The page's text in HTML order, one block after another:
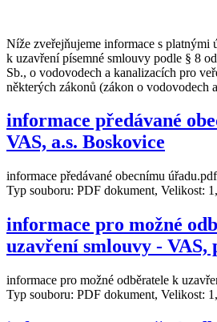
Níže zveřejňujeme informace s platnými
k uzavření písemné smlouvy podle § 8
Sb., o vodovodech a kanalizacích pro
některých zákonů (zákon o vodovodech
informace předávané
VAS, a.s. Boskovice
informace předávané obecnímu úřadu.pdf
Typ souboru: PDF dokument, Velikost:
informace pro možné
uzavření smlouvy - VAS,
informace pro možné odběratele k
Typ souboru: PDF dokument, Velikost: